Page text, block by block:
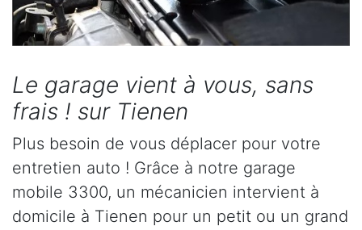
Le garage vient à vous, sans
frais ! sur Tienen
Plus besoin de vous déplacer pour votre
entretien auto ! Grâce à notre garage
mobile 3300, un mécanicien intervient à
domicile à Tienen pour un petit ou un grand